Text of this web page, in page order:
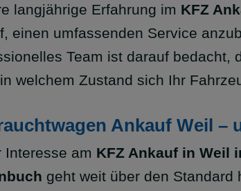
langjährige Erfahrung im KFZ
einen umfassenden Service
Team ist darauf bedacht,
welchem Zustand sich Ihr
Ankauf Weil –
Interesse am KFZ Ankauf in Weil
geht weit über den Standard